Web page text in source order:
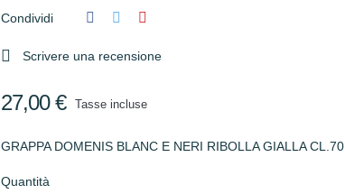
Condividi
 Scrivere una recensione
27,00 € Tasse incluse
GRAPPA DOMENIS BLANC E NERI RIBOLLA GIALLA CL.70
Quantità